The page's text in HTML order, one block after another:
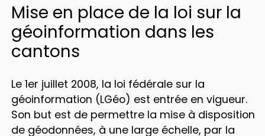
Mise en place de la loi sur la
géoinformation dans les
cantons
Le 1er juillet 2008, la loi fédérale sur la
géoinformation (LGéo) est entrée en vigueur.
Son but est de permettre la mise à disposition
de géodonnées, à une large échelle, par la